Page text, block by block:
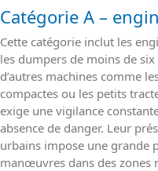
Catégorie A –
Cette catégorie inclut les
les dumpers de moins de
d’autres machines comme
compactes ou les petits
exige une vigilance
absence de danger. Leur
urbains impose une grande
manœuvres dans des zones